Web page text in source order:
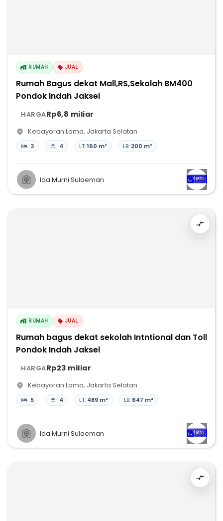
RUMAH JUAL
Rumah Bagus dekat Mall,RS,Sekolah BM400
Pondok Indah Jaksel
HARGARp6,8 miliar
Kebayoran Lama, Jakarta Selatan
3 4 LT:160 m² LB: 200 m²
Ida Murni Sulaeman
RUMAH JUAL
Rumah bagus dekat sekolah Intntional dan Toll
Pondok Indah Jaksel
HARGARp23 miliar
Kebayoran Lama, Jakarta Selatan
5 4 LT: 489 m² LB: 647 m²
Ida Murni Sulaeman